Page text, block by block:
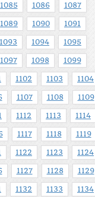
1085 1086 1087
1089 1090 1091
1093 1094 1095
1097 1098 1099
1102 1103 1104
1107 1108 1109
1112 1113 1114
1117 1118 1119
1122 1123 1124
1127 1128 1129
1132 1133 1134